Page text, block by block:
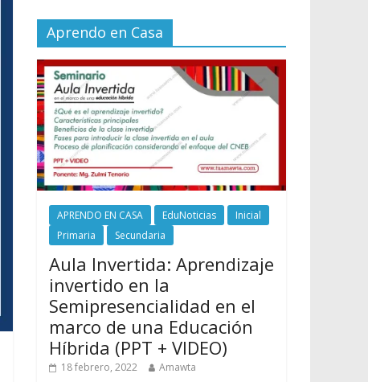
Aprendo en Casa
APRENDO EN CASA EduNoticias
Inicial
Primaria
Secundaria
Aula Invertida: Aprendizaje
invertido en la
Semipresencialidad en el
marco de una Educación
Híbrida (PPT + VIDEO)
18 febrero, 2022 Amawta